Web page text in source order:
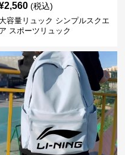
2,560 (税込)
大容量リュック シンプルスクエ
ア スポーツリュック